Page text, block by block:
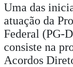
Uma das
atuação da
Federal (PG-
consiste na
Acordos